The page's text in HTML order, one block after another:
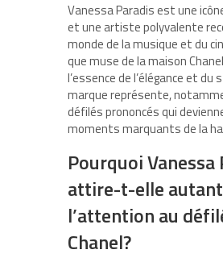
Vanessa Paradis est une
et une artiste polyvalente
monde de la musique et du
que muse de la maison
l’essence de l’élégance et du
marque représente,
défilés prononcés qui
moments marquants de la
Pourquoi Vanessa
attire-t-elle autant
l’attention au
Chanel?